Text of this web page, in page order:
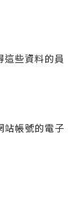
些資料的員
站帳號的電子